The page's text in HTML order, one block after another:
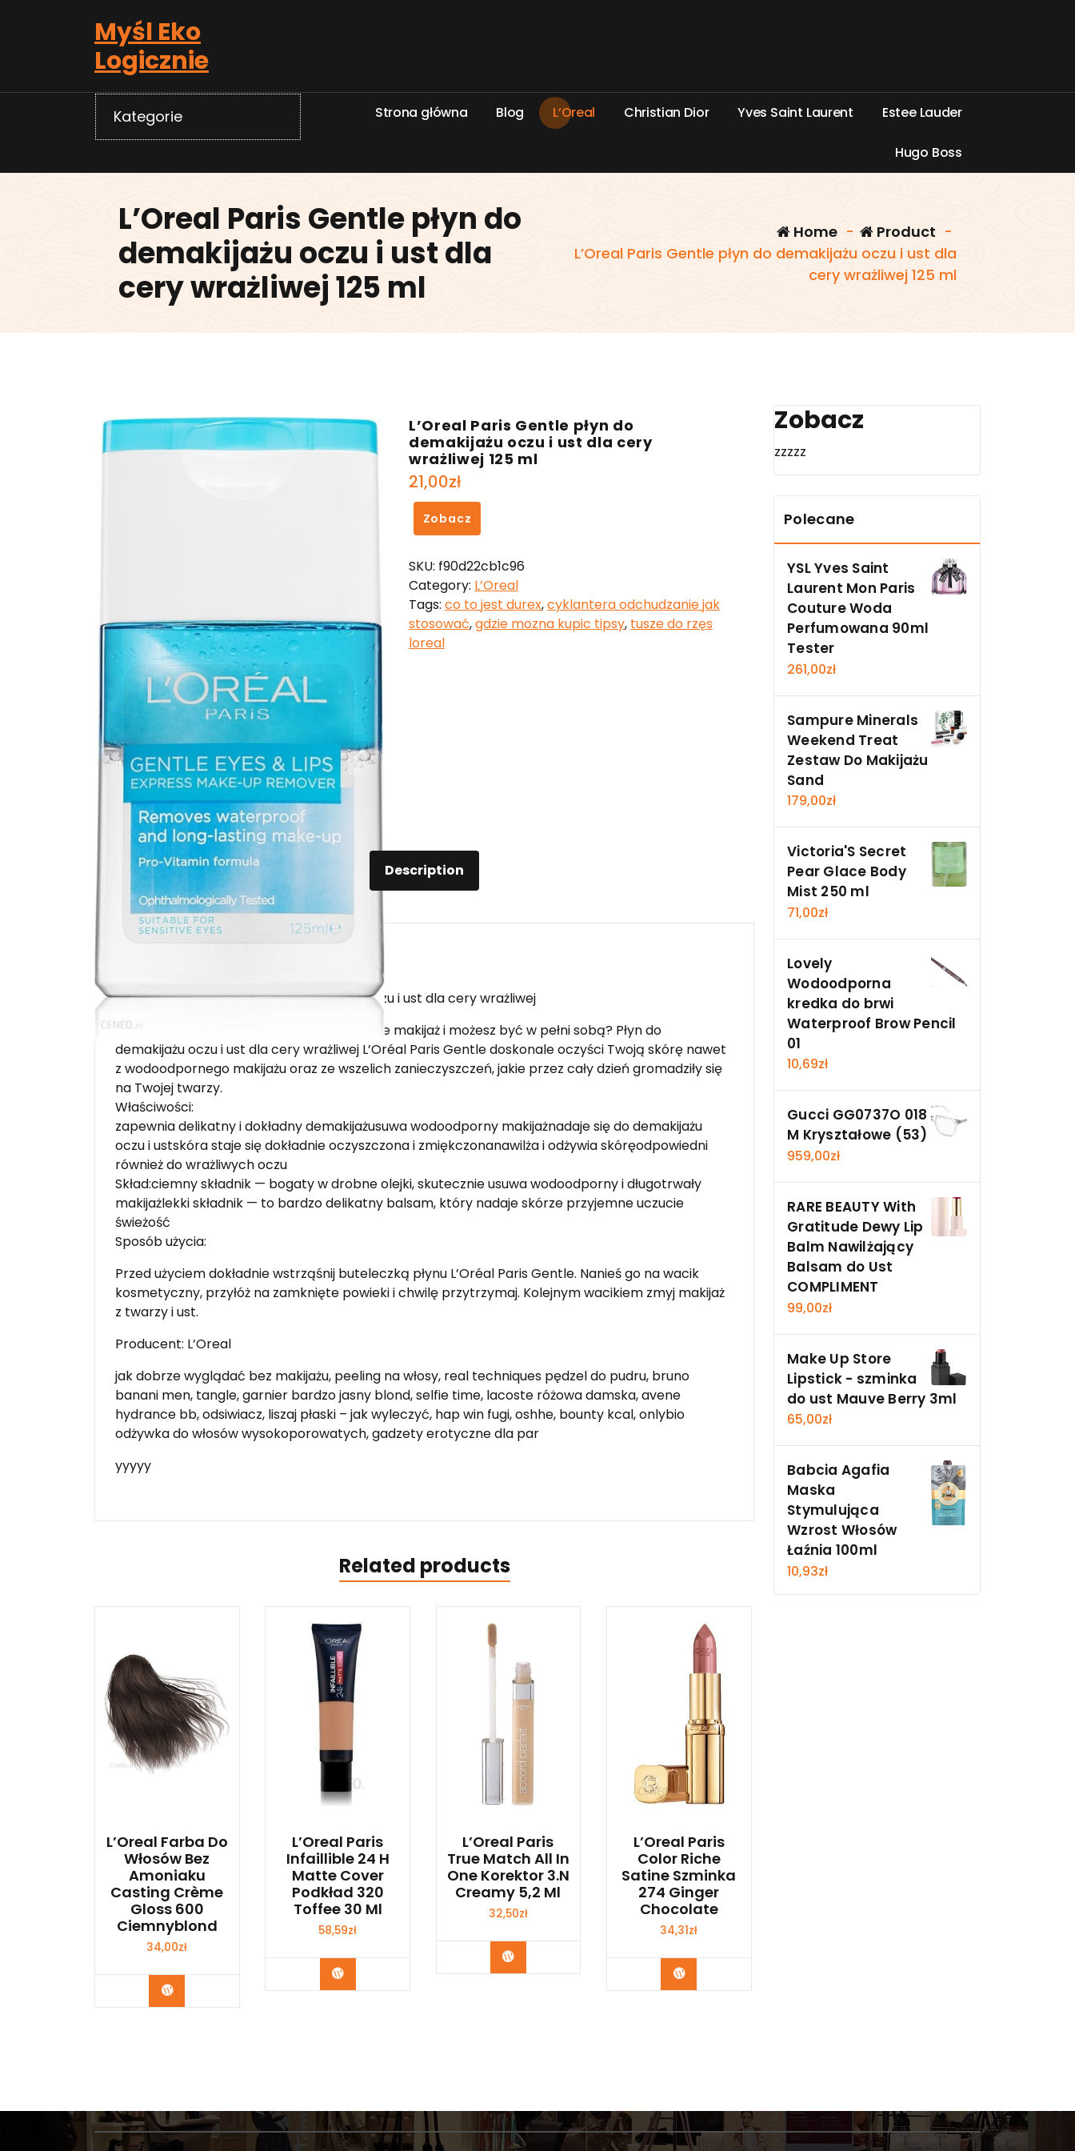
Myśl Eko
Logicznie
Kategorie Strona główna Blog L’Oreal Christian Dior Yves Saint Laurent Estee Lauder
Hugo Boss
L’Oreal Paris Gentle płyn do
demakijażu oczu i ust dla
cery wrażliwej 125 ml
Home - Product -
L’Oreal Paris Gentle płyn do demakijażu oczu i ust dla
cery wrażliwej 125 ml
L’Oreal Paris Gentle płyn do
demakijażu oczu i ust dla cery
wrażliwej 125 ml
21,00zł
Zobacz
SKU: f90d22cb1c96
Category: L’Oreal
Tags: co to jest durex,cyklantera odchudzanie jak
stosować,gdzie mozna kupic tipsy, tusze do rzęs
loreal
Description
L’Oreal Paris Gentle płyn do demakijażu oczu i ust dla cery wrażliwej
Lubisz tą chwile dnia, kiedy zmywasz z siebie makijaż i możesz być w pełni sobą? Płyn do
demakijażu oczu i ust dla cery wrażliwej L’Oréal Paris Gentle doskonale oczyści Twoją skórę nawet
z wodoodpornego makijażu oraz ze wszelich zanieczyszczeń, jakie przez cały dzień gromadziły się
na Twojej twarzy.
Właściwości:
zapewnia delikatny i dokładny demakijażusuwa wodoodporny makijażnadaje się do demakijażu
oczu i ustskóra staje się dokładnie oczyszczona i zmiękczonanawilża i odżywia skóręodpowiedni
również do wrażliwych oczu
Skład:ciemny składnik — bogaty w drobne olejki, skutecznie usuwa wodoodporny i długotrwały
makijażlekki składnik — to bardzo delikatny balsam, który nadaje skórze przyjemne uczucie
świeżość
Sposób użycia:
Przed użyciem dokładnie wstrząśnij buteleczką płynu L’Oréal Paris Gentle. Nanieś go na wacik
kosmetyczny, przyłóż na zamknięte powieki i chwilę przytrzymaj. Kolejnym wacikiem zmyj makijaż
z twarzy i ust.
Producent: L’Oreal
jak dobrze wyglądać bez makijażu, peeling na włosy, real techniques pędzel do pudru, bruno
banani men, tangle, garnier bardzo jasny blond, selfie time, lacoste różowa damska, avene
hydrance bb, odsiwiacz, liszaj płaski – jak wyleczyć, hap win fugi, oshhe, bounty kcal, onlybio
odżywka do włosów wysokoporowatych, gadzety erotyczne dla par
yyyyy
Related products
L’Oreal Farba Do
Włosów Bez
Amoniaku
Casting Crème
Gloss 600
Ciemnyblond
34,00zł
Zobacz
L’Oreal Paris
Infaillible 24 H
Matte Cover
Podkład 320
Toffee 30 Ml
58,59zł
Zobacz
L’Oreal Paris
True Match All In
One Korektor 3.N
Creamy 5,2 Ml
32,50zł
Zobacz
L’Oreal Paris
Color Riche
Satine Szminka
274 Ginger
Chocolate
34,31zł
Zobacz
Zobacz
zzzzz
Polecane
YSL Yves Saint
Laurent Mon Paris
Couture Woda
Perfumowana 90ml
Tester
261,00zł
Sampure Minerals
Weekend Treat
Zestaw Do Makijażu
Sand
179,00zł
Victoria'S Secret
Pear Glace Body
Mist 250 ml
71,00zł
Lovely
Wodoodporna
kredka do brwi
Waterproof Brow Pencil
01
10,69zł
Gucci GG0737O 018
M Kryształowe (53)
959,00zł
RARE BEAUTY With
Gratitude Dewy Lip
Balm Nawilżający
Balsam do Ust
COMPLIMENT
99,00zł
Make Up Store
Lipstick - szminka
do ust Mauve Berry 3ml
65,00zł
Babcia Agafia
Maska
Stymulująca
Wzrost Włosów
Łaźnia 100ml
10,93zł